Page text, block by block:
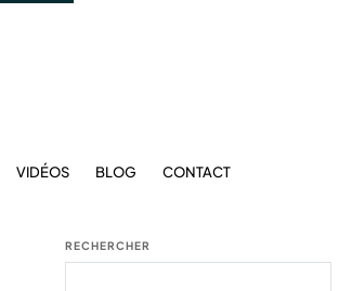
VIDÉOS BLOG CONTACT
RECHERCHER